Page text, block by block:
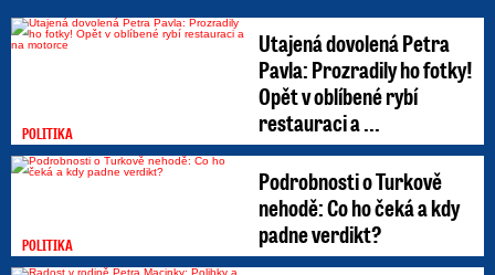
POLITIKA
Utajená dovolená Petra
Pavla: Prozradily ho fotky!
Opět v oblíbené rybí
restauraci a ...
POLITIKA
Podrobnosti o Turkově
nehodě: Co ho čeká a kdy
padne verdikt?